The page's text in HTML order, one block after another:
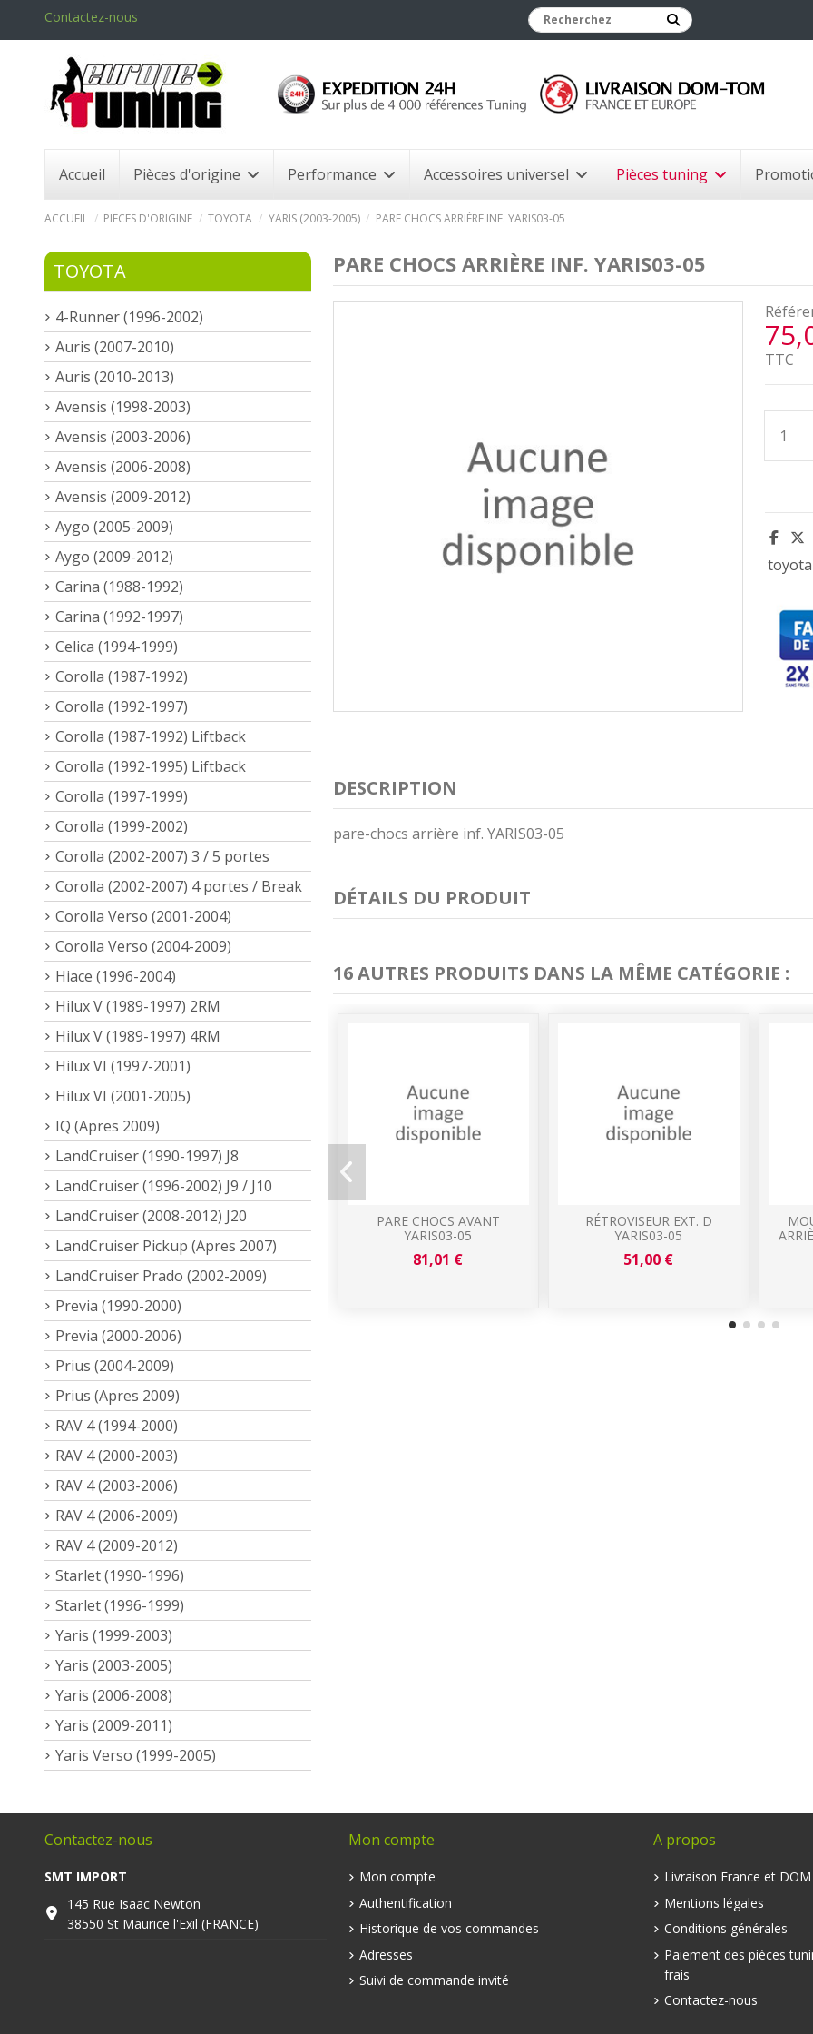
Contactez-nous
Accueil Pièces d'origine Performance Accessoires universel Pièces tuning
ACCUEIL PIECES D'ORIGINE TOYOTA YARIS (2003-2005) PARE CHOCS ARRIÈRE INF. YARIS03-05
PARE CHOCS ARRIÈRE INF. YARIS03-05
TTC
toyota
DESCRIPTION
pare-chocs arrière inf. YARIS03-05
DÉTAILS DU PRODUIT
16 AUTRES PRODUITS DANS LA MÊME CATÉGORIE :
PARE CHOCS AVANT
YARIS03-05
81,01 €
RÉTROVISEUR EXT. D
YARIS03-05
51,00 €
TOYOTA
4-Runner (1996-2002)
Auris (2007-2010)
Auris (2010-2013)
Avensis (1998-2003)
Avensis (2003-2006)
Avensis (2006-2008)
Avensis (2009-2012)
Aygo (2005-2009)
Aygo (2009-2012)
Carina (1988-1992)
Carina (1992-1997)
Celica (1994-1999)
Corolla (1987-1992)
Corolla (1992-1997)
Corolla (1987-1992) Liftback
Corolla (1992-1995) Liftback
Corolla (1997-1999)
Corolla (1999-2002)
Corolla (2002-2007) 3 / 5 portes
Corolla (2002-2007) 4 portes / Break
Corolla Verso (2001-2004)
Corolla Verso (2004-2009)
Hiace (1996-2004)
Hilux V (1989-1997) 2RM
Hilux V (1989-1997) 4RM
Hilux VI (1997-2001)
Hilux VI (2001-2005)
IQ (Apres 2009)
LandCruiser (1990-1997) J8
LandCruiser (1996-2002) J9 / J10
LandCruiser (2008-2012) J20
LandCruiser Pickup (Apres 2007)
LandCruiser Prado (2002-2009)
Previa (1990-2000)
Previa (2000-2006)
Prius (2004-2009)
Prius (Apres 2009)
RAV 4 (1994-2000)
RAV 4 (2000-2003)
RAV 4 (2003-2006)
RAV 4 (2006-2009)
RAV 4 (2009-2012)
Starlet (1990-1996)
Starlet (1996-1999)
Yaris (1999-2003)
Yaris (2003-2005)
Yaris (2006-2008)
Yaris (2009-2011)
Yaris Verso (1999-2005)
Contactez-nous
SMT IMPORT
145 Rue Isaac Newton
38550 St Maurice l'Exil (FRANCE)
Mon compte
Mon compte
Authentification
Historique de vos commandes
Adresses
Suivi de commande invité
A propos
Livraison France et
Mentions légales
Conditions générales
Paiement des pièces
frais
Contactez-nous